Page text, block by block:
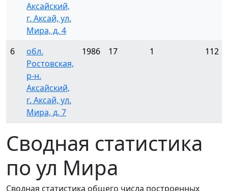
Аксайский,
г. Аксай, ул.
Мира, д. 4
6
обл.
Ростовская,
р-н.
Аксайский,
г. Аксай, ул.
Мира, д. 7
1986 17 1 112
Сводная статистика
по ул Мира
Сводная статистика общего числа построенных